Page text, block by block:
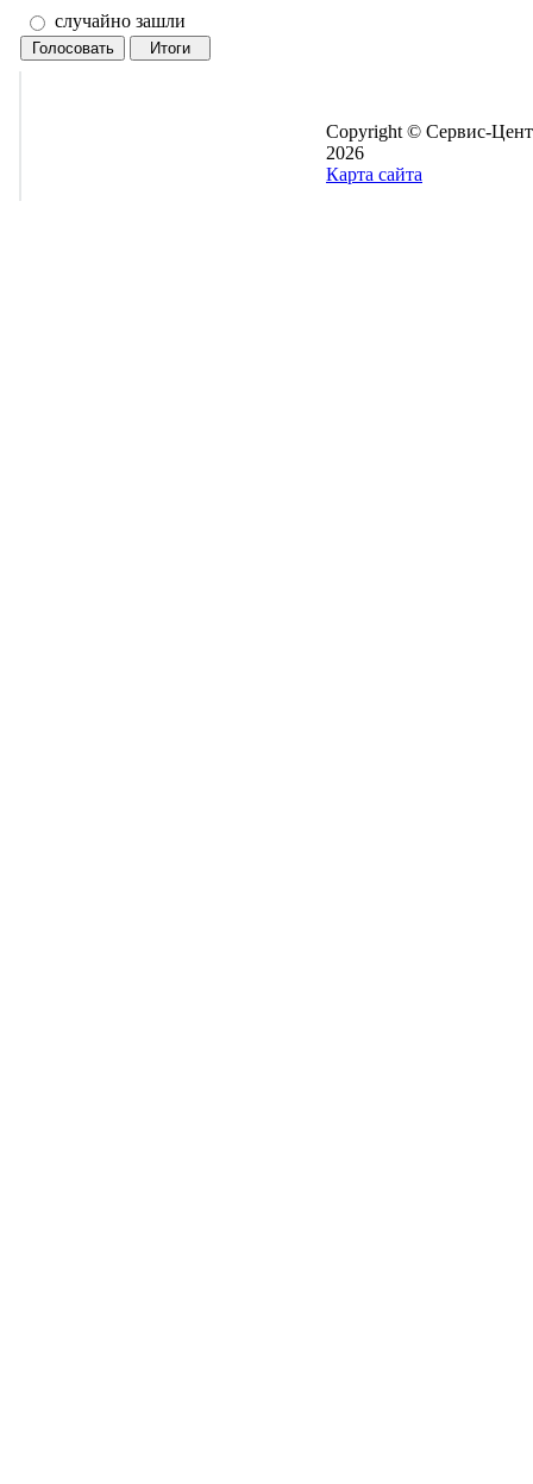
случайно зашли
Copyright © Сервис-
2026
Карта сайта